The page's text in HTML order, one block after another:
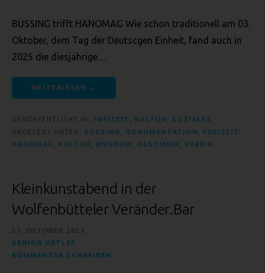
BÜSSING trifft HANOMAG Wie schon traditionell am 03.
Oktober, dem Tag der Deutscgen Einheit, fand auch in
2025 die diesjährige…
WEITERLESEN →
VERÖFFENTLICHT IN: FREIZEIT KULTUR
SOZIALES
ABGELEGT UNTER: BÜSSING DOKUMENTATION FREIZEIT
HANOMAG
KULTUR MUSEUM OLDTIMER VEREIN
Kleinkunstabend in der
Wolfenbütteler Veränder.Bar
25. OKTOBER 2025
SENIOR DETLEF
KOMMENTAR SCHREIBEN
personenbezogene Daten erhalten, gelten jedoch nicht als
Empfänger.
J) DRITTER
Einrichtung oder andere Stelle außer der betroffenen
Person, dem Verantwortlichen, dem Auftragsverarbeiter
Verantwortung des Verantwortlichen oder des
Auftragsverarbeiters befugt sind, die personenbezogenen
Daten zu verarbeiten.
Einwilligung ist jede von der betroffenen Person freiwillig für
unmissverständlich abgegebene Willensbekundung in